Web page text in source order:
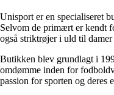
Unisport er en specialiseret
Selvom de primært er kendt
også striktrøjer i uld til
Butikken blev grundlagt i
omdømme inden for
passion for sporten og deres